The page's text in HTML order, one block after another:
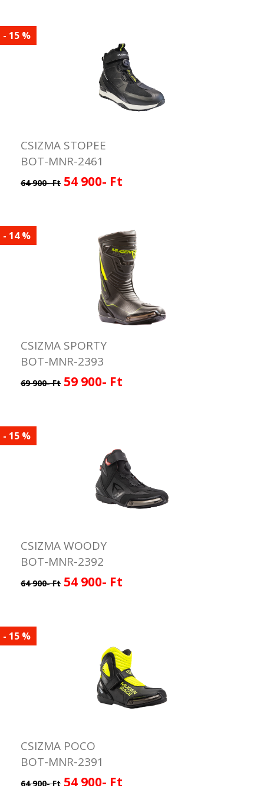
- 15 %
CSIZMA STOPEE
BOT-MNR-2461
64 900- Ft 54 900- Ft
- 14 %
CSIZMA SPORTY
BOT-MNR-2393
69 900- Ft 59 900- Ft
- 15 %
CSIZMA WOODY
BOT-MNR-2392
64 900- Ft 54 900- Ft
- 15 %
CSIZMA POCO
BOT-MNR-2391
64 900- Ft 54 900- Ft